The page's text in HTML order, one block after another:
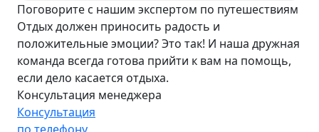
Поговорите с нашим экспертом по путешествиям
Отдых должен приносить радость и
положительные эмоции? Это так! И наша дружная
команда всегда готова прийти к вам на помощь,
если дело касается отдыха.
Консультация менеджера
Консультация